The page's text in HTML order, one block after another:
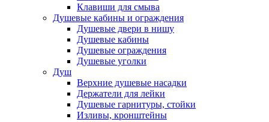
Клавиши для смыва
Душевые кабины и ограждения
Душевые двери в нишу
Душевые кабины
Душевые ограждения
Душевые уголки
Душ
Верхние душевые насадки
Держатели для лейки
Душевые гарнитуры, стойки
Изливы, кронштейны